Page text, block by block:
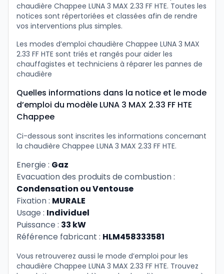
chaudière Chappee LUNA 3 MAX 2.33 FF HTE. Toutes les
notices sont répertoriées et classées afin de rendre
vos interventions plus simples.
Les modes d’emploi chaudière Chappee LUNA 3 MAX
2.33 FF HTE sont triés et rangés pour aider les
chauffagistes et techniciens à réparer les pannes de
chaudière
Quelles informations dans la notice et le mode
d’emploi du modèle LUNA 3 MAX 2.33 FF HTE
Chappee
Ci-dessous sont inscrites les informations concernant
la chaudière Chappee LUNA 3 MAX 2.33 FF HTE.
Energie : Gaz
Evacuation des produits de combustion :
Condensation ou Ventouse
Fixation : MURALE
Usage : Individuel
Puissance : 33 kW
Référence fabricant : HLM458333581
Vous retrouverez aussi le mode d’emploi pour les
chaudière Chappee LUNA 3 MAX 2.33 FF HTE. Trouvez